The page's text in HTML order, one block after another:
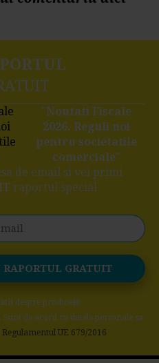
"Noutati Fiscale
2026. Reguli noi
pentru societatile
comerciale"
de email si vei primi
raportul special
despre produsele
de acord ca datele personale sa
Regulamentul UE 679/2016